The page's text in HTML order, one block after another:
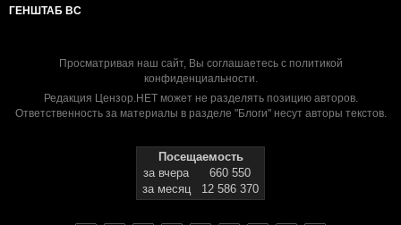
ГЕНШТАБ ВС
Просматривая наш сайт, Вы соглашаетесь с политикой
конфиденциальности.
Редакция Цензор.НЕТ может не разделять позицию авторов.
Ответственность за материалы в разделе "Блоги" несут авторы текстов.
Посещаемость
за вчера
660 550
за месяц
12 586 370